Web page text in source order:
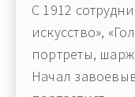
С 1912
искусство»,
портреты,
Начал